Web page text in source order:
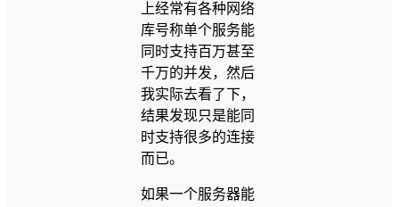
上经常有各种网络
库号称单个服务能
同时支持百万甚至
千万的并发，然后
我实际去看了下，
结果发现只是能同
时支持很多的连接
而已。
如果一个服务器能